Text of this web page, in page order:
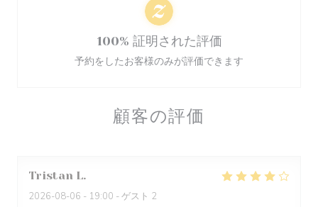
顧客の評価
Tristan L
2026-08-06 - 19:00 - ゲスト 2
100% 証明された評価
予約をしたお客様のみが評価できます